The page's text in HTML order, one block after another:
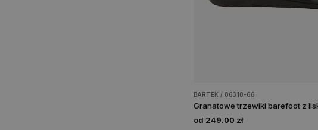
BARTEK / 86318-66
od 249.00 zł